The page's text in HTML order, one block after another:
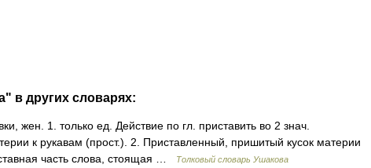
в других словарях:
жен. 1. только ед. Действие по гл. приставить во 2 знач.
к рукавам (прост.). 2. Приставленный, пришитый кусок материи
часть слова, стоящая …
Толковый словарь Ушакова